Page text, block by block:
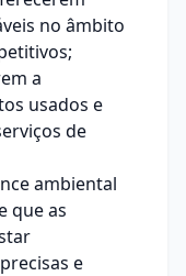
no âmbito
a
usados e
de
ambiental
que as
e